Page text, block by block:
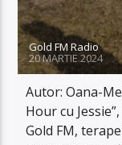
Gold FM Radio
20 MARTIE 2024
Autor: Oana-
Hour cu
Gold FM,